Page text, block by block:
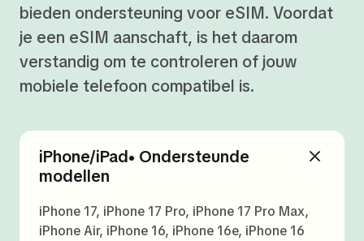
bieden ondersteuning voor eSIM. Voordat
je een eSIM aanschaft, is het daarom
verstandig om te controleren of jouw
mobiele telefoon compatibel is.
iPhone/iPad• Ondersteunde
modellen
iPhone 17, iPhone 17 Pro, iPhone 17 Pro Max,
iPhone Air, iPhone 16, iPhone 16e, iPhone 16